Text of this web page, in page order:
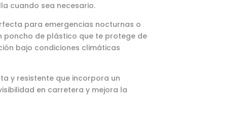
cuando sea necesario.
para emergencias nocturnas o
poncho de plástico que te protege de
bajo condiciones climáticas
y resistente que incorpora un
en carretera y mejora la